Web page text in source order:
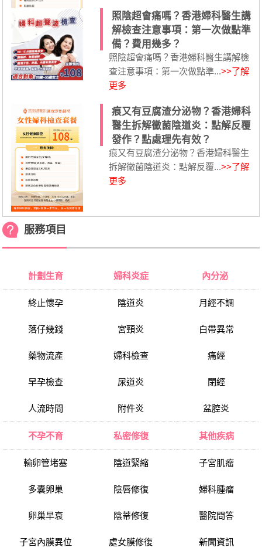
照陰超會痛嗎？香港婦科醫生講
解檢查注意事項：第一次做點準
備？費用幾多？
照陰超會痛嗎？香港婦科醫生講解檢
查注意事項：第一次做點準...>>了解
更多
痕又有豆腐渣分泌物？香港婦科
醫生拆解黴菌陰道炎：點解反覆
發作？點處理先有效？
痕又有豆腐渣分泌物？香港婦科醫生
拆解黴菌陰道炎：點解反覆...>>了解
更多
服務項目
計劃生育
終止懷孕
落仔幾錢
藥物流產
早孕檢查
人流時間
婦科炎症
陰道炎
宮頸炎
婦科檢查
尿道炎
附件炎
內分泌
月經不調
白帶異常
痛經
閉經
盆腔炎
不孕不育
輸卵管堵塞
多囊卵巢
卵巢早衰
子宮內膜異位
私密修復
陰道緊縮
陰唇修復
陰蒂修復
處女膜修復
其他疾病
子宮肌瘤
婦科腫瘤
醫院問答
新聞資訊